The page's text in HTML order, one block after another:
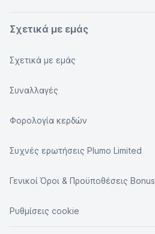
Σχετικά με εμάς
Σχετικά με εμάς
Συναλλαγές
Φορολογία κερδών
Συχνές ερωτήσεις Plumo Limited
Γενικοί Όροι & Προϋποθέσεις Bonus
Ρυθμίσεις cookie